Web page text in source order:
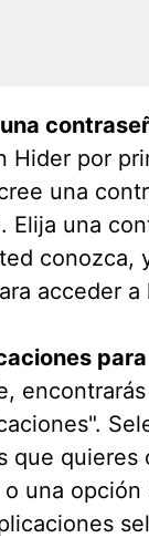
Hider por
una
Elija una
conozca,
acceder a
que quieres
una opción